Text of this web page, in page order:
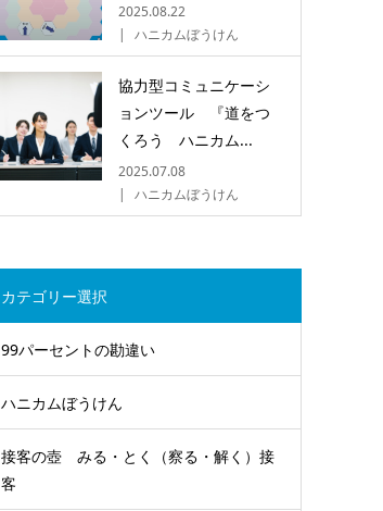
2025.08.22
ハニカムぼうけん
協力型コミュニケーシ
ョンツール 『道をつ
くろう ハニカム...
2025.07.08
ハニカムぼうけん
カテゴリー選択
99パーセントの勘違い
ハニカムぼうけん
接客の壺 みる・とく（察る・解く）接
客